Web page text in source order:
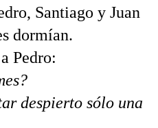
Santiago y Juan
dormían.
Pedro:
despierto sólo una